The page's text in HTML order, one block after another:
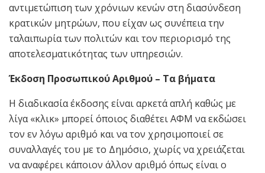
αντιμετώπιση των χρόνιων κενών στη διασύνδεση
κρατικών μητρώων, που είχαν ως συνέπεια την
ταλαιπωρία των πολιτών και τον περιορισμό της
αποτελεσματικότητας των υπηρεσιών.
Έκδοση Προσωπικού Αριθμού – Τα βήματα
Η διαδικασία έκδοσης είναι αρκετά απλή καθώς με
λίγα «κλικ» μπορεί όποιος διαθέτει ΑΦΜ να εκδώσει
τον εν λόγω αριθμό και να τον χρησιμοποιεί σε
συναλλαγές του με το Δημόσιο, χωρίς να χρειάζεται
να αναφέρει κάποιον άλλον αριθμό όπως είναι ο